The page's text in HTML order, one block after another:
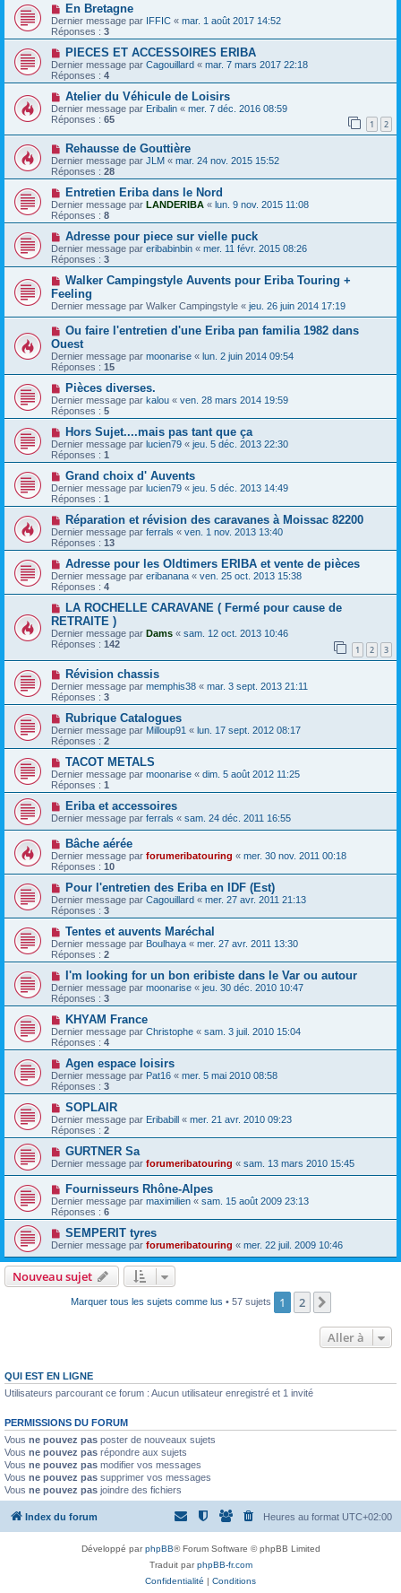
En Bretagne
Dernier message par IFFIC « mar. 1 août 2017 14:52
Réponses : 3
PIECES ET ACCESSOIRES ERIBA
Dernier message par Cagouillard « mar. 7 mars 2017 22:18
Réponses : 4
Atelier du Véhicule de Loisirs
Dernier message par Eribalin « mer. 7 déc. 2016 08:59
Réponses : 65 1 2
Rehausse de Gouttière
Dernier message par JLM « mar. 24 nov. 2015 15:52
Réponses : 28
Entretien Eriba dans le Nord
Dernier message par LANDERIBA « lun. 9 nov. 2015 11:08
Réponses : 8
Adresse pour piece sur vielle puck
Dernier message par eribabinbin « mer. 11 févr. 2015 08:26
Réponses : 3
Walker Campingstyle Auvents pour Eriba Touring +
Feeling
Dernier message par Walker Campingstyle « jeu. 26 juin 2014 17:19
Ou faire l'entretien d'une Eriba pan familia 1982 dans
Ouest
Dernier message par moonarise « lun. 2 juin 2014 09:54
Réponses : 15
Pièces diverses.
Dernier message par kalou « ven. 28 mars 2014 19:59
Réponses : 5
Hors Sujet....mais pas tant que ça
Dernier message par lucien79 « jeu. 5 déc. 2013 22:30
Réponses : 1
Grand choix d' Auvents
Dernier message par lucien79 « jeu. 5 déc. 2013 14:49
Réponses : 1
Réparation et révision des caravanes à Moissac 82200
Dernier message par ferrals « ven. 1 nov. 2013 13:40
Réponses : 13
Adresse pour les Oldtimers ERIBA et vente de pièces
Dernier message par eribanana « ven. 25 oct. 2013 15:38
Réponses : 4
LA ROCHELLE CARAVANE ( Fermé pour cause de
RETRAITE )
Dernier message par Dams « sam. 12 oct. 2013 10:46
Réponses : 142 1 2 3
Révision chassis
Dernier message par memphis38 « mar. 3 sept. 2013 21:11
Réponses : 3
Rubrique Catalogues
Dernier message par Milloup91 « lun. 17 sept. 2012 08:17
Réponses : 2
TACOT METALS
Dernier message par moonarise « dim. 5 août 2012 11:25
Réponses : 1
Eriba et accessoires
Dernier message par ferrals « sam. 24 déc. 2011 16:55
Bâche aérée
Dernier message par forumeribatouring « mer. 30 nov. 2011 00:18
Réponses : 10
Pour l'entretien des Eriba en IDF (Est)
Dernier message par Cagouillard « mer. 27 avr. 2011 21:13
Réponses : 3
Tentes et auvents Maréchal
Dernier message par Boulhaya « mer. 27 avr. 2011 13:30
Réponses : 2
I'm looking for un bon eribiste dans le Var ou autour
Dernier message par moonarise « jeu. 30 déc. 2010 10:47
Réponses : 3
KHYAM France
Dernier message par Christophe « sam. 3 juil. 2010 15:04
Réponses : 4
Agen espace loisirs
Dernier message par Pat16 « mer. 5 mai 2010 08:58
Réponses : 3
SOPLAIR
Dernier message par Eribabill « mer. 21 avr. 2010 09:23
Réponses : 2
GURTNER Sa
Dernier message par forumeribatouring « sam. 13 mars 2010 15:45
Fournisseurs Rhône-Alpes
Dernier message par maximilien « sam. 15 août 2009 23:13
Réponses : 6
SEMPERIT tyres
Dernier message par forumeribatouring « mer. 22 juil. 2009 10:46
Nouveau sujet
Marquer tous les sujets comme lus • 57 sujets 1 2
Aller à
QUI EST EN LIGNE
Utilisateurs parcourant ce forum : Aucun utilisateur enregistré et 1 invité
PERMISSIONS DU FORUM
Vous ne pouvez pas poster de nouveaux sujets
Vous ne pouvez pas répondre aux sujets
Vous ne pouvez pas modifier vos messages
Vous ne pouvez pas supprimer vos messages
Vous ne pouvez pas joindre des fichiers
Index du forum Heures au format UTC+02:00
Développé parphpBB® Forum Software © phpBB Limited
Traduit parphpBB-fr.com
Confidentialité | Conditions